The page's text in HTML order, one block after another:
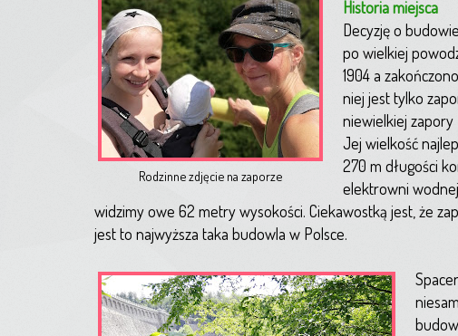
Rodzinne zdjęcie na zaporze
Historia miejsca
Decyzję o
po wielkiej
1904 a
niej jest tylko
niewielkiej zapory
Jej wielkość
270 m długości
elektrowni
widzimy owe 62 metry wysokości. Ciekawostką jest, że
jest to najwyższa taka budowla w Polsce.